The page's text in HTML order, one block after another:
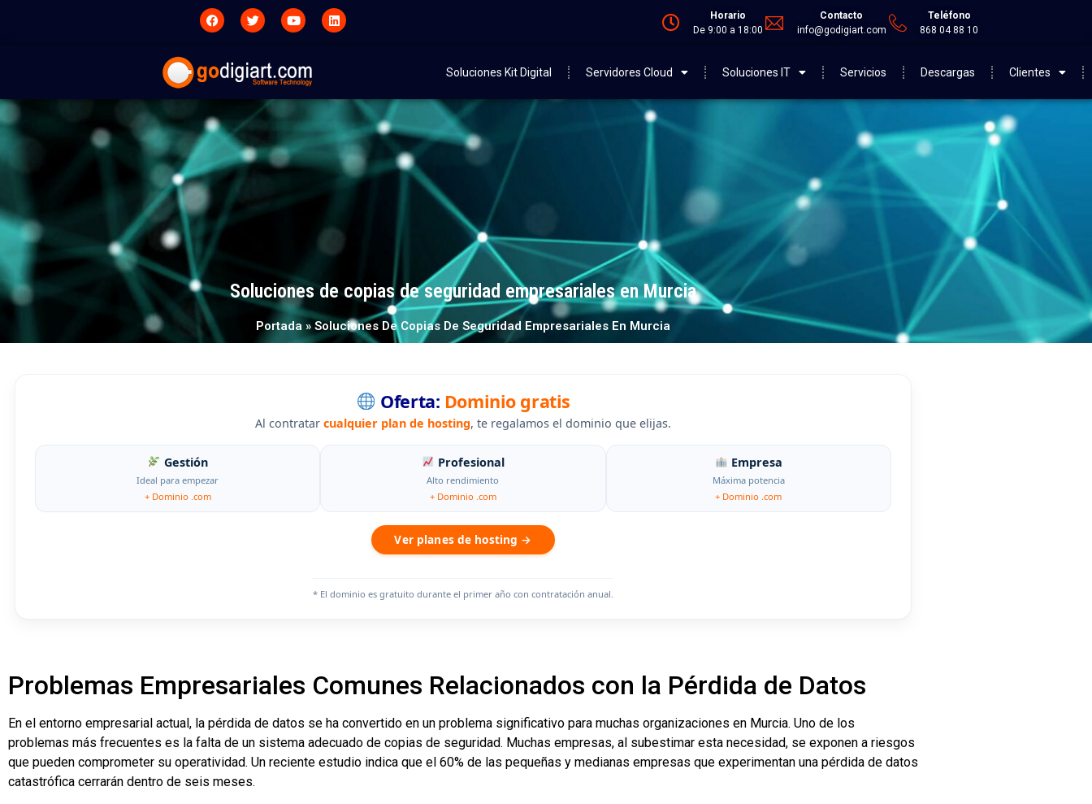
Horario
De 9:00 a 18:00
Contacto
info@godigiart.com
Teléfono
868 04 88 10
Soluciones Kit Digital Servidores Cloud Soluciones IT Servicios Descargas Clientes
Soluciones de copias de seguridad empresariales en Murcia
Portada » Soluciones De Copias De Seguridad Empresariales En Murcia
Oferta: Dominio gratis
Al contratar cualquier plan de hosting, te regalamos el dominio que elijas.
Gestión
Ideal para empezar
+ Dominio .com
Profesional
Alto rendimiento
+ Dominio .com
Empresa
Máxima potencia
+ Dominio .com
Ver planes de hosting →
* El dominio es gratuito durante el primer año con contratación anual.
Problemas Empresariales Comunes Relacionados con la Pérdida de Datos
En el entorno empresarial actual, la pérdida de datos se ha convertido en un problema significativo para muchas organizaciones en Murcia. Uno de los
problemas más frecuentes es la falta de un sistema adecuado de copias de seguridad. Muchas empresas, al subestimar esta necesidad, se exponen a riesgos
que pueden comprometer su operatividad. Un reciente estudio indica que el 60% de las pequeñas y medianas empresas que experimentan una pérdida de datos
catastrófica cerrarán dentro de seis meses.